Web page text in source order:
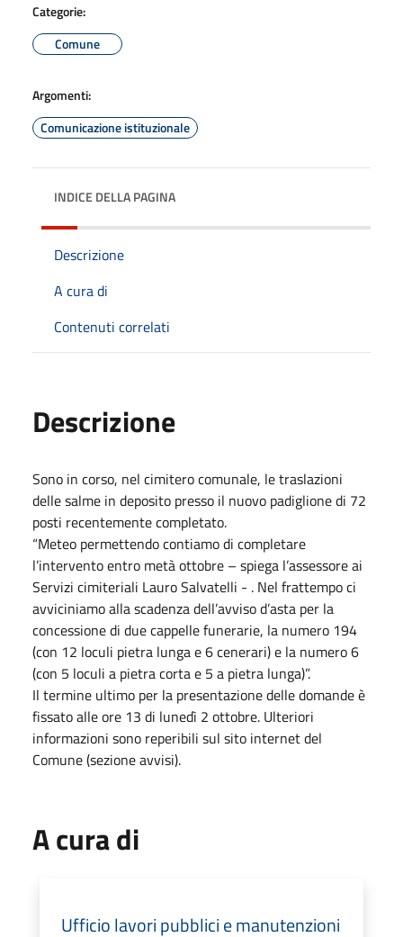
Categorie:
Comune
Argomenti:
Comunicazione istituzionale
INDICE DELLA PAGINA
Descrizione
A cura di
Contenuti correlati
Descrizione
Sono in corso, nel cimitero comunale, le traslazioni
delle salme in deposito presso il nuovo padiglione di 72
posti recentemente completato.
“Meteo permettendo contiamo di completare
l’intervento entro metà ottobre – spiega l’assessore ai
Servizi cimiteriali Lauro Salvatelli - . Nel frattempo ci
avviciniamo alla scadenza dell’avviso d’asta per la
concessione di due cappelle funerarie, la numero 194
(con 12 loculi pietra lunga e 6 cenerari) e la numero 6
(con 5 loculi a pietra corta e 5 a pietra lunga)”.
Il termine ultimo per la presentazione delle domande è
fissato alle ore 13 di lunedì 2 ottobre. Ulteriori
informazioni sono reperibili sul sito internet del
Comune (sezione avvisi).
A cura di
Ufficio lavori pubblici e manutenzioni